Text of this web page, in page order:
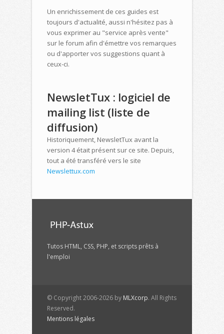
Un enrichissement de ces guides est
toujours d'actualité, aussi n'hésitez pas à
vous exprimer au "service après vente"
sur le forum afin d'émettre vos remarques
ou d'apporter vos suggestions quant à
ceux-ci.
NewsletTux : logiciel de
mailing list (liste de
diffusion)
Historiquement, NewsletTux avant la
version 4 était présent sur ce site. Depuis,
tout a été transféré vers le site
Newslettux.com
Tutos HTML, CSS, PHP, et scripts prêts à
l'emploi
© Copyright 2006-2026 by MLXcorp. All Rights
Reserved.
Mentions légales